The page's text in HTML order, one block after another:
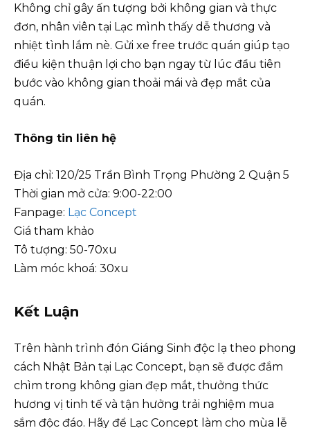
Không chỉ gây ấn tượng bởi không gian và thực
đơn, nhân viên tại Lạc mình thấy dễ thương và
nhiệt tình lắm nè. Gửi xe free trước quán giúp tạo
điều kiện thuận lợi cho bạn ngay từ lúc đầu tiên
bước vào không gian thoải mái và đẹp mắt của
quán.
Thông tin liên hệ
Địa chỉ: 120/25 Trần Bình Trọng Phường 2 Quận 5
Thời gian mở cửa: 9:00-22:00
Fanpage: Lạc Concept
Giá tham khảo
Tô tượng: 50-70xu
Làm móc khoá: 30xu
Kết Luận
Trên hành trình đón Giáng Sinh độc lạ theo phong
cách Nhật Bản tại Lạc Concept, bạn sẽ được đắm
chìm trong không gian đẹp mắt, thưởng thức
hương vị tinh tế và tận hưởng trải nghiệm mua
sắm độc đáo. Hãy để Lạc Concept làm cho mùa lễ